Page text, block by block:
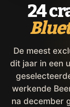
24
De meest
dit jaar in een
werkende
na december